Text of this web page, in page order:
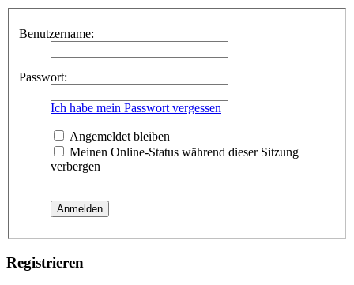
Benutzername:
Passwort:
Ich habe mein Passwort vergessen
Angemeldet bleiben
Meinen Online-Status während dieser Sitzung
verbergen
Registrieren